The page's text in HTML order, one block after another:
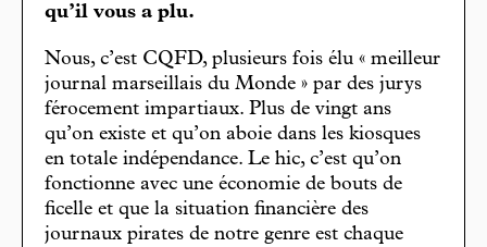
qu’il vous a plu.
Nous, c’est CQFD, plusieurs fois élu « meilleur
journal marseillais du Monde » par des jurys
férocement impartiaux. Plus de vingt ans
qu’on existe et qu’on aboie dans les kiosques
en totale indépendance. Le hic, c’est qu’on
fonctionne avec une économie de bouts de
ficelle et que la situation financière des
journaux pirates de notre genre est chaque